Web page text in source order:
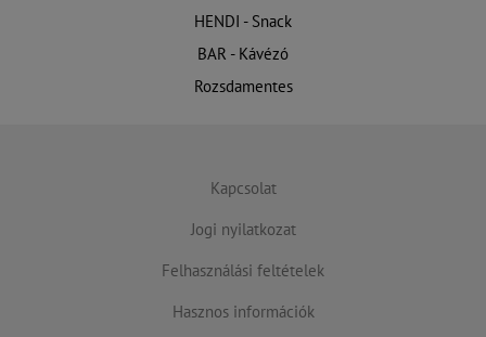
HENDI - Snack
BAR - Kávézó
Rozsdamentes
Kapcsolat
Jogi nyilatkozat
Felhasználási feltételek
Hasznos információk